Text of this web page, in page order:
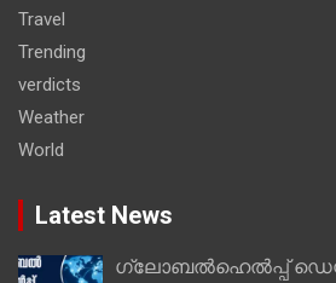
Travel
Trending
verdicts
Weather
World
Latest News
ഗ്ലോബൽഹെൽപ്പ്